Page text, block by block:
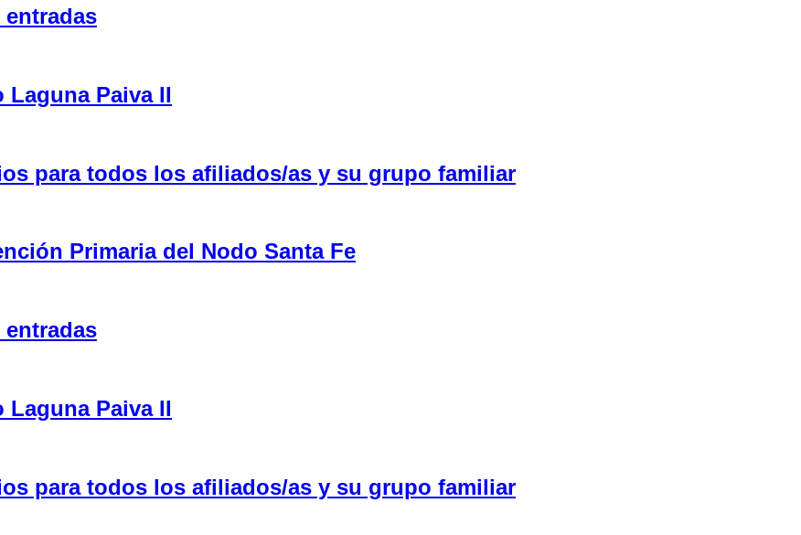
Paiva II
para todos los afiliados/as y su grupo familiar
Primaria del Nodo Santa Fe
Paiva II
para todos los afiliados/as y su grupo familiar